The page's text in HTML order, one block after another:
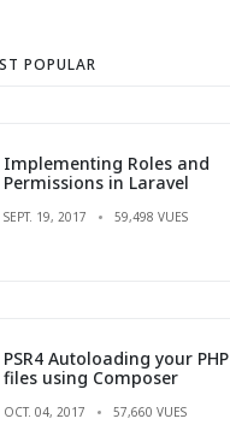
POPULAR
Implementing Roles and
Permissions in Laravel
SEPT. 19, 2017 59,498 VUES
PSR4 Autoloading your PHP
files using Composer
OCT. 04, 2017 57,660 VUES